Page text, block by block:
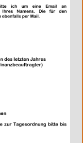
erfolgte schon